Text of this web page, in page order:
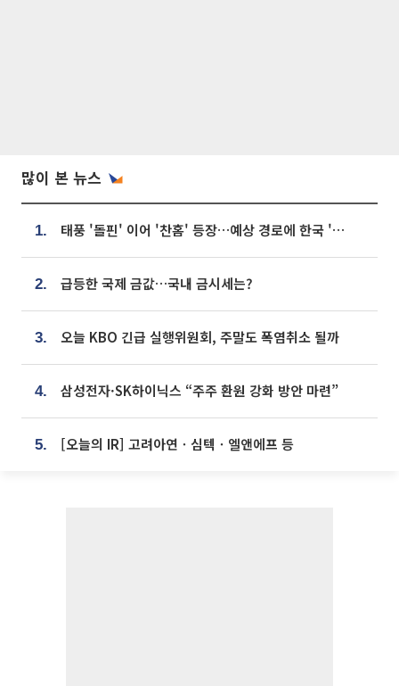
많이 본 뉴스
1. 태풍 '돌핀' 이어 '찬홈' 등장…예상 경로에 한국 '한숨'
2. 급등한 국제 금값…국내 금시세는?
3. 오늘 KBO 긴급 실행위원회, 주말도 폭염취소 될까
4. 삼성전자·SK하이닉스 “주주 환원 강화 방안 마련”
5. [오늘의 IR] 고려아연ㆍ심텍ㆍ엘앤에프 등